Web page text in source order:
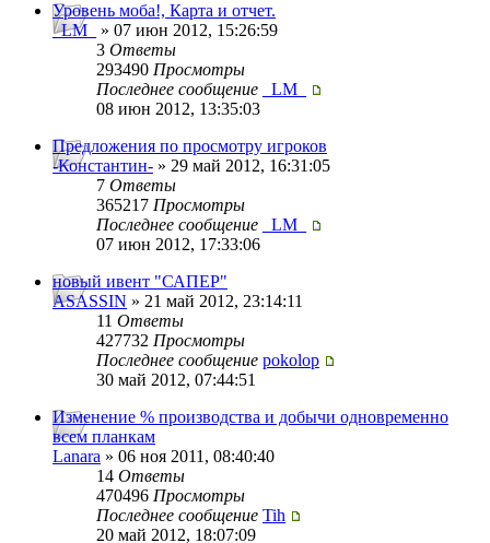
Уровень моба!, Карта и отчет.
_LM_
» 07 июн 2012, 15:26:59
3 Ответы
293490 Просмотры
Последнее сообщение
_LM_
08 июн 2012, 13:35:03
Предложения по просмотру игроков
-Константин- » 29 май 2012, 16:31:05
7 Ответы
365217 Просмотры
Последнее сообщение
_LM_
07 июн 2012, 17:33:06
новый ивент "САПЕР"
ASASSIN » 21 май 2012, 23:14:11
11 Ответы
427732 Просмотры
Последнее сообщение pokolop
30 май 2012, 07:44:51
Изменение % производства и добычи одновременно
всем планкам
Lanara » 06 ноя 2011, 08:40:40
14 Ответы
470496 Просмотры
Последнее сообщение Tih
20 май 2012, 18:07:09